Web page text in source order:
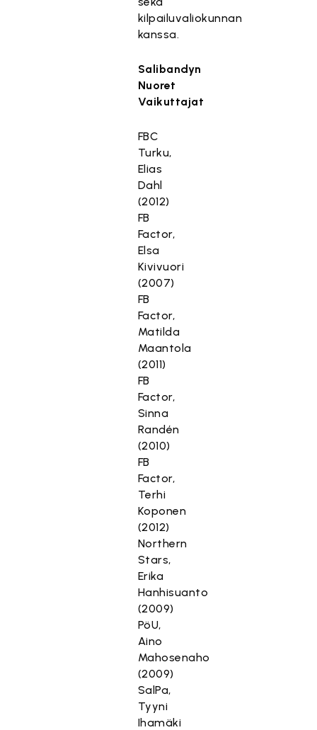
kilpailuvaliokunnan
kanssa.
Salibandyn
Nuoret
Vaikuttajat
FBC
Turku,
Elias
Dahl
(2012)
FB
Factor,
Elsa
Kivivuori
(2007)
FB
Factor,
Matilda
Maantola
(2011)
FB
Factor,
Sinna
Randén
(2010)
FB
Factor,
Terhi
Koponen
(2012)
Northern
Stars,
Erika
Hanhisuanto
(2009)
PöU,
Aino
Mahosenaho
(2009)
SalPa,
Tyyni
Ihamäki